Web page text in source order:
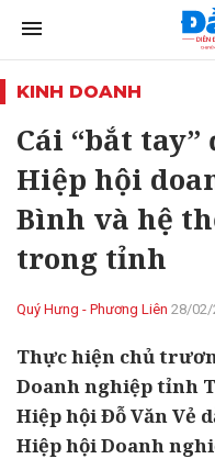
KINH DOANH
Cái “bắt
Hiệp hội
Bình và hệ
trong tỉnh
Quý Hưng - Phương Liên 28/02/
Thực hiện chủ
Doanh nghiệp tỉnh
Hiệp hội Đỗ Văn Vẻ
Hiệp hội Doanh